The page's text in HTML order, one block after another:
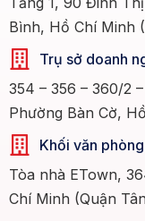
Bình, Hồ Chí Minh
Trụ sở doanh
354 – 356 – 360/2
Phường Bàn Cờ,
Khối văn phòng
Tòa nhà ETown,
Chí Minh (Quận